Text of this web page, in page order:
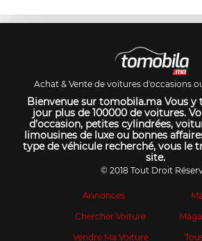
Achat & Vente de voitures d'occasions
Bienvenue sur tomobila.ma Vous y
jour plus de 100000 de voitures.
d’occasion, petites cylindrées,
limousines de luxe ou bonnes
type de véhicule recherché, vous le
site.
© 2018 Tout Droit
Annonces
Chercher Voiture
Vendre Ma Voiture